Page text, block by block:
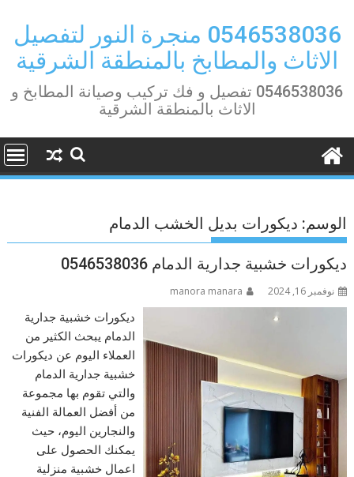
content
0546538036 منجرة النور لتفصيل
الاثاث والمطابخ بالمنطقة الشرقية
0546538036 تفصيل و فك تركيب وصيانة المطابخ و
الاثاث بالمنطقة الشرقية
الوسم: ديكورات بديل الخشب الدمام
ديكورات خشبية جدارية الدمام 0546538036
نوفمبر 16, 2024 manora manara
ديكورات خشبية جدارية
الدمام يبحث الكثير من
العملاء اليوم عن ديكورات
خشبية جدارية الدمام
والتي تقوم بها مجموعة
من أفضل العمالة الفنية
والنجارين اليوم، حيث
يمكنك الحصول على
اعمال خشبية منزلية